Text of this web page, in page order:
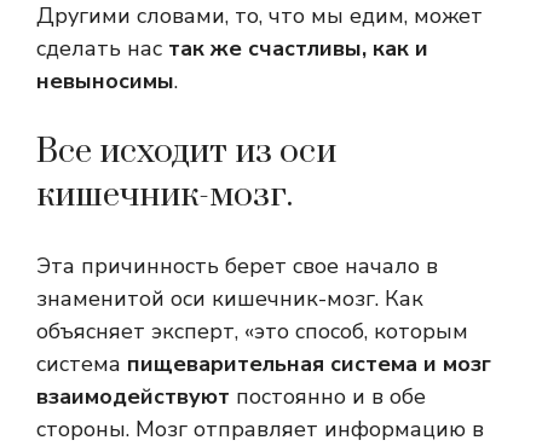
Другими словами, то, что мы едим, может
сделать нас так же счастливы, как и
невыносимы.
Все исходит из оси
кишечник-мозг.
Эта причинность берет свое начало в
знаменитой оси кишечник-мозг. Как
объясняет эксперт, «это способ, которым
система пищеварительная система и мозг
взаимодействуют постоянно и в обе
стороны. Мозг отправляет информацию в